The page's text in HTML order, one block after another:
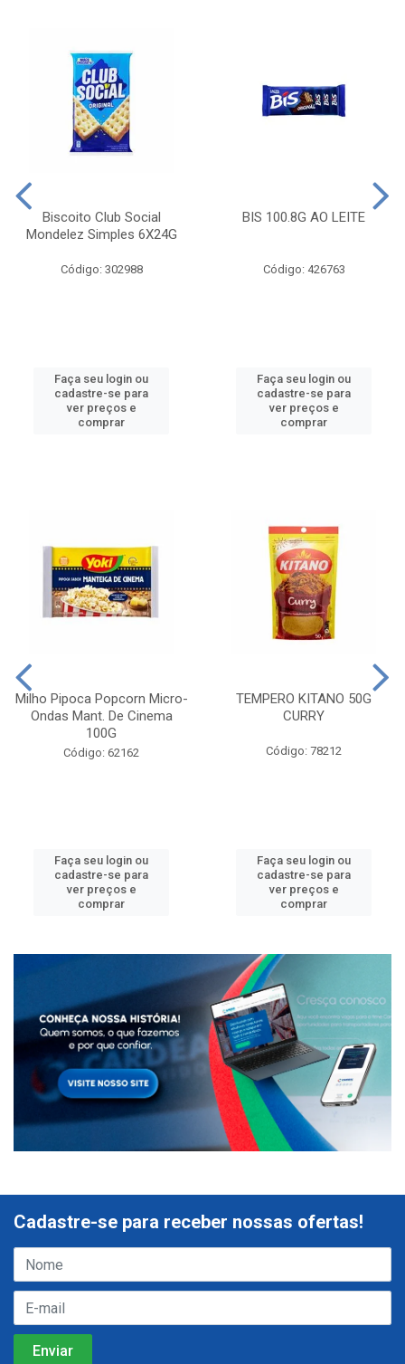
Biscoito Club Social
Mondelez Simples 6X24G
Código: 302988
Faça seu login ou
cadastre-se para
ver preços e
comprar
BIS 100.8G AO LEITE
Código: 426763
Faça seu login ou
cadastre-se para
ver preços e
comprar
Milho Pipoca Popcorn Micro-
Ondas Mant. De Cinema
100G
Código: 62162
Faça seu login ou
cadastre-se para
ver preços e
comprar
TEMPERO KITANO 50G
CURRY
Código: 78212
Faça seu login ou
cadastre-se para
ver preços e
comprar
Cadastre-se para receber nossas ofertas!